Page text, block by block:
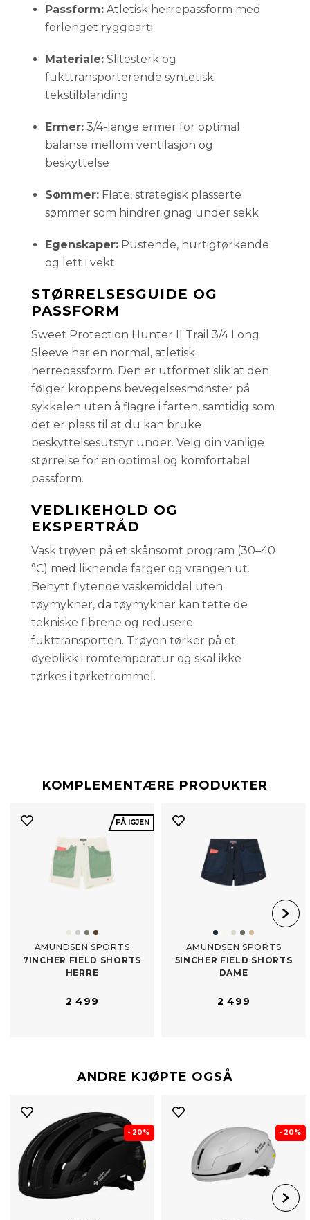
Passform: Atletisk herrepassform med
forlenget ryggparti
Materiale: Slitesterk og
fukttransporterende syntetisk
tekstilblanding
Ermer: 3/4-lange ermer for optimal
balanse mellom ventilasjon og
beskyttelse
Sømmer: Flate, strategisk plasserte
sømmer som hindrer gnag under sekk
Egenskaper: Pustende, hurtigtørkende
og lett i vekt
STØRRELSESGUIDE OG
PASSFORM
Sweet Protection Hunter II Trail 3/4 Long
Sleeve har en normal, atletisk
herrepassform. Den er utformet slik at den
følger kroppens bevegelsesmønster på
sykkelen uten å flagre i farten, samtidig som
det er plass til at du kan bruke
beskyttelsesutstyr under. Velg din vanlige
størrelse for en optimal og komfortabel
passform.
VEDLIKEHOLD OG
EKSPERTRÅD
Vask trøyen på et skånsomt program (30–40
°C) med liknende farger og vrangen ut.
Benytt flytende vaskemiddel uten
tøymykner, da tøymykner kan tette de
tekniske fibrene og redusere
fukttransporten. Trøyen tørker på et
øyeblikk i romtemperatur og skal ikke
tørkes i tørketrommel.
KOMPLEMENTÆRE PRODUKTER
FÅ IGJEN
AMUNDSEN SPORTS
7INCHER FIELD SHORTS
HERRE
2 499
AMUNDSEN SPORTS
5INCHER FIELD SHORTS
DAME
2 499
ANDRE KJØPTE OGSÅ
- 20% - 20%